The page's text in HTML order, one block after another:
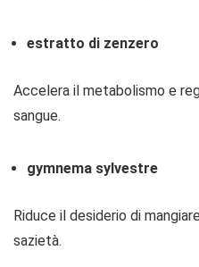
estratto di zenzero
Accelera il metabolismo e
sangue.
gymnema sylvestre
Riduce il desiderio di
sazietà.